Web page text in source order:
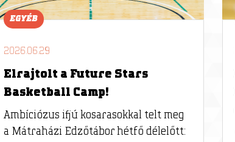
EGYÉB
2026.06.29
Elrajtolt a Future Stars
Basketball Camp!
Ambíciózus ifjú kosarasokkal telt meg
a Mátraházi Edzőtábor hétfő délelőtt: